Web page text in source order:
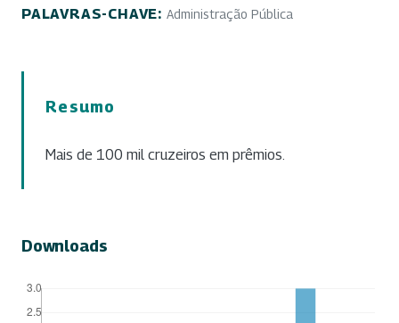
PALAVRAS-CHAVE: Administração Pública
Resumo
Mais de 100 mil cruzeiros em prêmios.
Downloads